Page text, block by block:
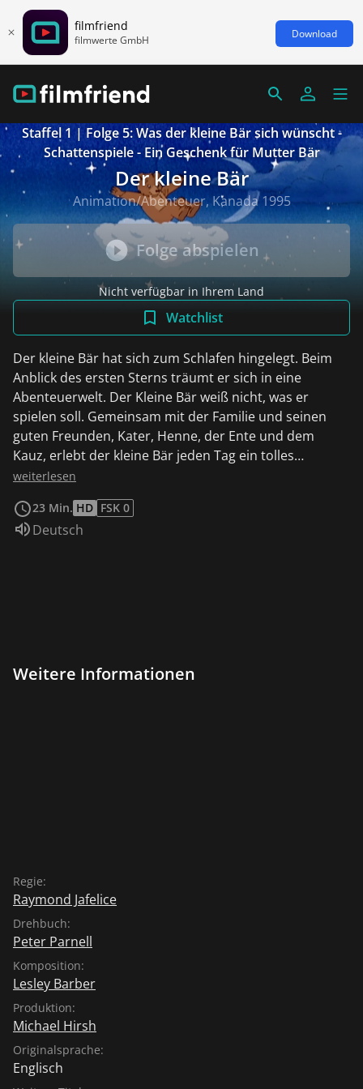
filmfriend
filmwerte GmbH Download
Staffel 1 | Folge 5: Was der kleine Bär sich wünscht -
Schattenspiele - Ein Geschenk für Mutter Bär
Der kleine Bär
Animation/Abenteuer, Kanada 1995
Folge abspielen
Nicht verfügbar in Ihrem Land
Watchlist
Der kleine Bär hat sich zum Schlafen hingelegt. Beim
Anblick des ersten Sterns träumt er sich in eine
Abenteuerwelt. Der Kleine Bär weiß nicht, was er
spielen soll. Gemeinsam mit der Familie und seinen
guten Freunden, Kater, Henne, der Ente und dem
Kauz, erlebt der kleine Bär jeden Tag ein tolles
Abenteuer.
weiterlesen
23 Min. HD FSK 0
Sprache:
Deutsch
Weitere Informationen
Regie:
Raymond Jafelice
Drehbuch:
Peter Parnell
Komposition:
Lesley Barber
Produktion:
Michael Hirsh
Originalsprache:
Englisch